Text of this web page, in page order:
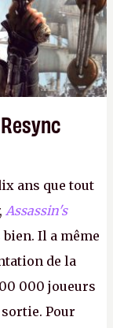
ans que tout
, Assassin's
Il a même
de la
000 joueurs
Pour